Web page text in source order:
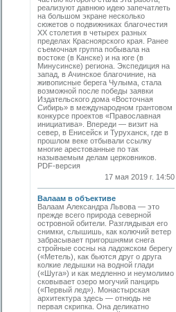
реализуют давнюю идею запечатлеть
на большом экране несколько
сюжетов о подвижниках благочестия
ХХ столетия в четырех разных
пределах Красноярского края. Ранее
съемочная группа побывала на
востоке (в Канске) и на юге (в
Минусинске) региона. Экспедиция на
запад, в Ачинское благочиние, на
живописные берега Чулыма, стала
возможной после победы заявки
Издательского дома «Восточная
Сибирь» в международном грантовом
конкурсе проектов «Православная
инициатива». Впереди — визит на
север, в Енисейск и Туруханск, где в
прошлом веке отбывали ссылку
многие арестованные по так
называемым делам церковников.
PDF-версия
17 мая 2019 г. 14:50
Валаам в объективе
Валаам Александра Львова — это
прежде всего природа северной
островной обители. Разглядывая его
снимки, слышишь, как колючий ветер
забрасывает пригоршнями снега
стройные сосны на ладожском берегу
(«Метель), как бьются друг о друга
колкие ледышки на водной глади
(«Шуга») и как медленно и неумолимо
сковывает озеро могучий панцирь
(«Первый лед»). Монастырская
архитектура здесь — отнюдь не
первая скрипка. Она деликатно